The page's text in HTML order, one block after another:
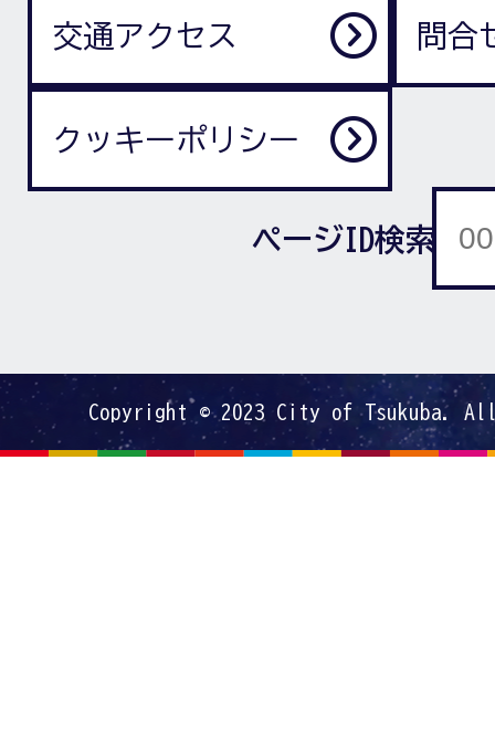
交通アクセス 問合
クッキーポリシー
ページID検索
Copyright © 2023 City of Tsukuba.